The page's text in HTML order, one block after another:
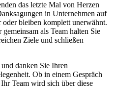
das letzte Mal von Herzen
in Unternehmen auf
bleiben komplett unerwähnt.
als Team halten Sie
Ziele und schließen
und danken Sie Ihren
Ob in einem Gespräch
Team wird sich über diese